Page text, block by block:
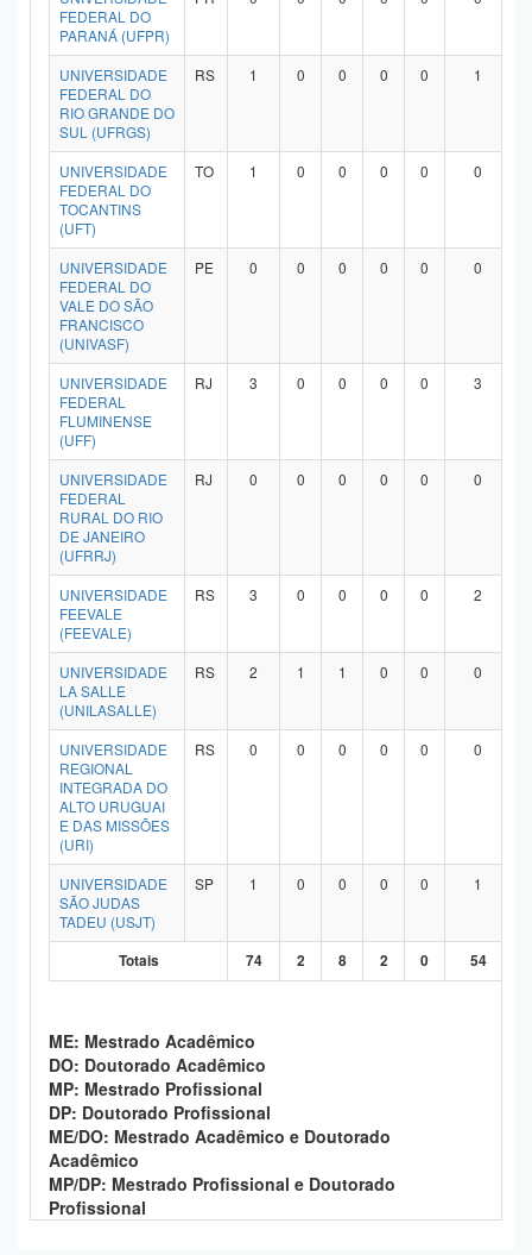
FEDERAL DO
PARANÁ (UFPR)
UNIVERSIDADE
FEDERAL DO
RIO GRANDE DO
SUL (UFRGS)
RS 1 0 0 0 0 1
UNIVERSIDADE
FEDERAL DO
TOCANTINS
(UFT)
TO 1 0 0 0 0 0
UNIVERSIDADE
FEDERAL DO
VALE DO SÃO
FRANCISCO
(UNIVASF)
PE 0 0 0 0 0 0
UNIVERSIDADE
FEDERAL
FLUMINENSE
(UFF)
RJ 3 0 0 0 0 3
UNIVERSIDADE
FEDERAL
RURAL DO RIO
DE JANEIRO
(UFRRJ)
RJ 0 0 0 0 0 0
UNIVERSIDADE
FEEVALE
(FEEVALE)
RS 3 0 0 0 0 2
UNIVERSIDADE
LA SALLE
(UNILASALLE)
RS 2 1 1 0 0 0
UNIVERSIDADE
REGIONAL
INTEGRADA DO
ALTO URUGUAI
E DAS MISSÕES
(URI)
RS 0 0 0 0 0 0
UNIVERSIDADE
SÃO JUDAS
TADEU (USJT)
SP 1 0 0 0 0 1
Totais 74 2 8 2 0 54
ME: Mestrado Acadêmico
DO: Doutorado Acadêmico
MP: Mestrado Profissional
DP: Doutorado Profissional
ME/DO: Mestrado Acadêmico e Doutorado
Acadêmico
MP/DP: Mestrado Profissional e Doutorado
Profissional